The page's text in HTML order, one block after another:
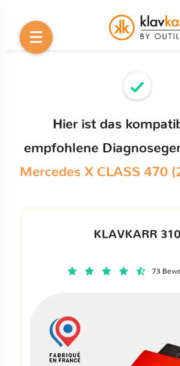
Hier ist das
empfohlene
Mercedes X CLASS 470
KLAVKARR 310
73